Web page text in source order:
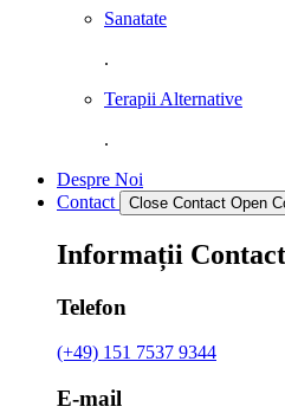
Sanatate
.
Terapii Alternative
.
Despre Noi
Contact
Close Contact Open
Informații Contact
Telefon
(+49) 151 7537 9344
E-mail